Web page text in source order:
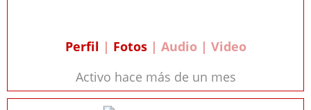
Perfil | Fotos| Audio | Video
Activo hace más de un mes